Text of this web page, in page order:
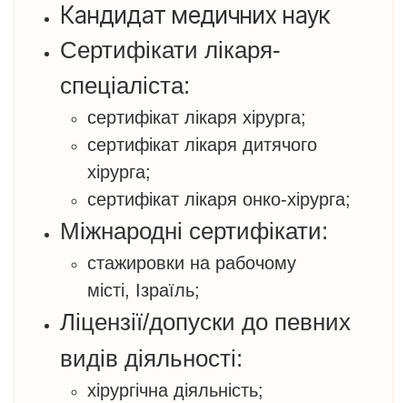
Кандидат медичних наук
Сертифікати лікаря-
спеціаліста:
сертифікат лікаря хірурга;
сертифікат лікаря дитячого
хірурга;
сертифікат лікаря онко-хірурга;
Міжнародні сертифікати:
стажировки на рабочому
місті, Ізраїль;
Ліцензії/допуски до певних
видів діяльності:
​​​​​​​хірургічна діяльність;